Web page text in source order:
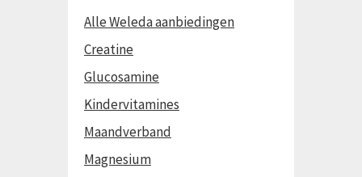
Alle Weleda aanbiedingen
Creatine
Glucosamine
Kindervitamines
Maandverband
Magnesium